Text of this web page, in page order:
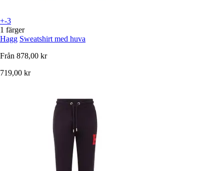
+-3
1 färger
Hagg Sweatshirt med huva
Från 878,00 kr
719,00 kr